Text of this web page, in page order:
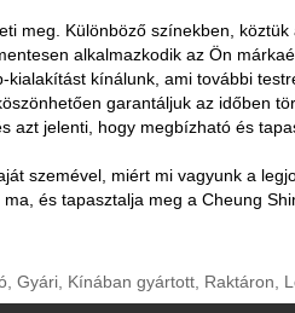
meg. Különböző színekben,
alkalmazkodik az Ön
kínálunk, ami további
garantáljuk az időben
azt jelenti, hogy megbízható és
szemével, miért mi vagyunk a
és tapasztalja meg a Cheung
Gyári, Kínában gyártott, Raktáron,